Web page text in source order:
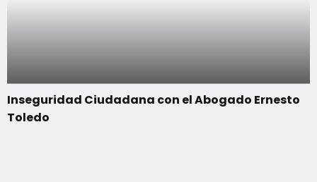
Inseguridad Ciudadana con el Abogado Ernesto
Toledo